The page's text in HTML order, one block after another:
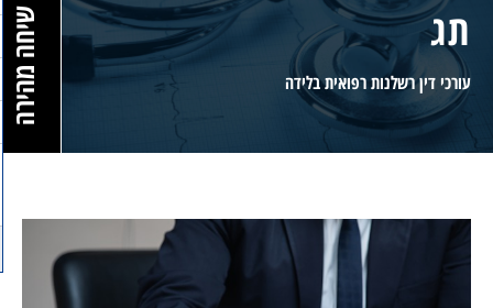
תג
עורכי דין רשלנות רפואית בלידה שיחה מהירה